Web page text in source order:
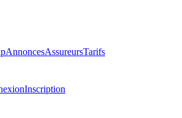
AnnoncesAssureursTarifs
Inscription